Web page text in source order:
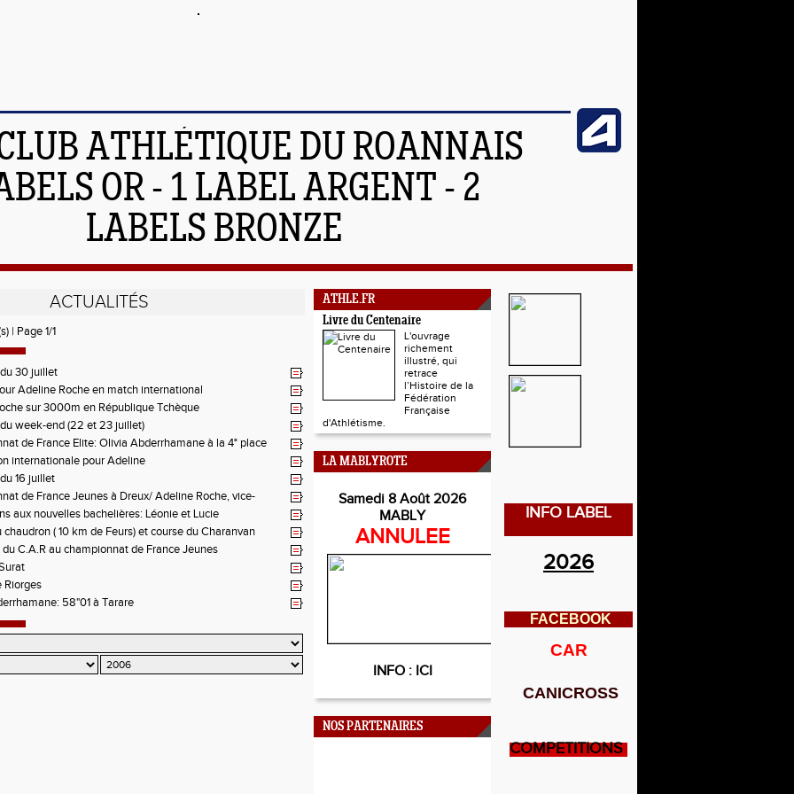
ATHLÉTIQUE DU ROANNAIS
OR - 1 LABEL ARGENT - 2
LABELS BRONZE
ACTUALITÉS
| Page 1/1
30 juillet
Adeline Roche en match international
sur 3000m en République Tchèque
week-end (22 et 23 juillet)
de France Elite: Olivia Abderrhamane à la 4° place
internationale pour Adeline
16 juillet
de France Jeunes à Dreux/ Adeline Roche, vice-
de France du 5000m
aux nouvelles bachelières: Léonie et Lucie
chaudron ( 10 km de Feurs) et course du Charanvan
C.A.R au championnat de France Jeunes
Riorges
58"01 à Tarare
ATHLE.FR
Livre du Centenaire
L'ouvrage
richement
illustré, qui
retrace
l’Histoire de la
Fédération
Française
d'Athlétisme.
LA MABLYROTE
Samedi 8 Août 2026
MABLY
ANNULEE
INFO : ICI
NOS PARTENAIRES
INFO LABEL
2026
FACEBOOK
CAR
CANICROSS
COMPETITIONS